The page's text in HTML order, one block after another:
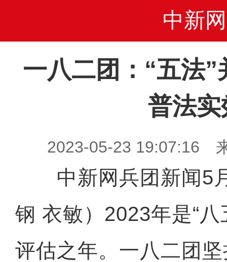
中新网
一八二团：“五法
普法实
2023-05-23 19:07:16
中新网兵团新闻5
钢 衣敏）2023年是“
评估之年。一八二团